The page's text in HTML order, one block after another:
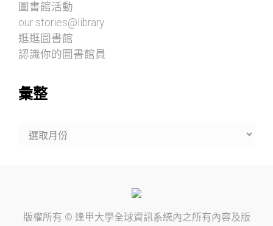
圖書館活動
our stories@library
逛逛圖書館
認識你的圖書館員
彙整
版權所有 © 逢甲大學全球資訊系統內之所有內容及版